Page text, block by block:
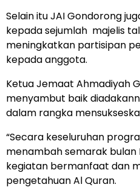
Selain itu JAI Gondorong
kepada sejumlah majelis
meningkatkan partisipan
kepada anggota.
Ketua Jemaat Ahmadiyah
menyambut baik
dalam rangka
“Secara keseluruhan
menambah semarak bulan
kegiatan bermanfaat dan
pengetahuan Al Quran.